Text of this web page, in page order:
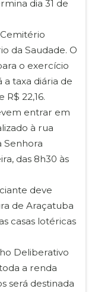
dia 31 de
da Saudade. O
o exercício
a taxa diária de
22,16.
entrar em
à rua
Senhora
das 8h30 às
deve
de Araçatuba
casas lotéricas
Deliberativo
a renda
será destinada